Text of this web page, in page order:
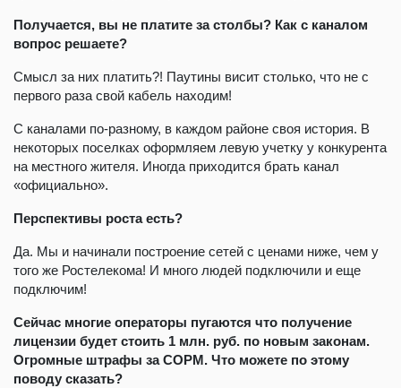
Получается, вы не платите за столбы? Как с каналом
вопрос решаете?
Смысл за них платить?! Паутины висит столько, что не с
первого раза свой кабель находим!
С каналами по-разному, в каждом районе своя история. В
некоторых поселках оформляем левую учетку у конкурента
на местного жителя. Иногда приходится брать канал
«официально».
Перспективы роста есть?
Да. Мы и начинали построение сетей с ценами ниже, чем у
того же Ростелекома! И много людей подключили и еще
подключим!
Сейчас многие операторы пугаются что получение
лицензии будет стоить 1 млн. руб. по новым законам.
Огромные штрафы за СОРМ. Что можете по этому
поводу сказать?